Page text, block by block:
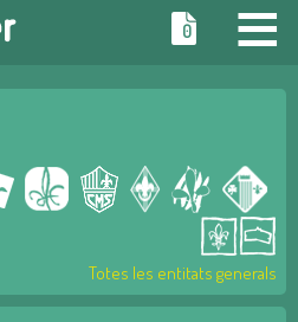
≡
0
Totes les entitats generals